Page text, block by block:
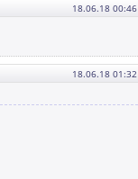
18.06.18 00:46
18.06.18 01:32